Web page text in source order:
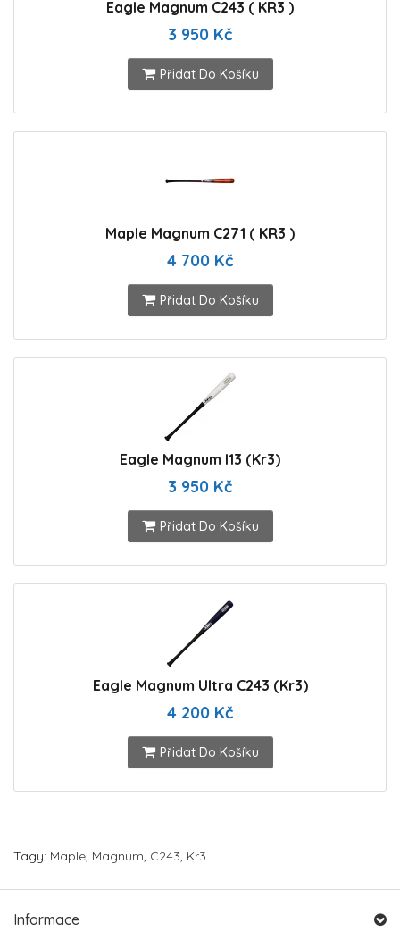
Eagle Magnum C243 ( KR3 )
3 950 Kč
Přidat Do Košíku
Maple Magnum C271 ( KR3 )
4 700 Kč
Přidat Do Košíku
Eagle Magnum I13 (Kr3)
3 950 Kč
Přidat Do Košíku
Eagle Magnum Ultra C243 (Kr3)
4 200 Kč
Přidat Do Košíku
Tagy: Maple, Magnum, C243, Kr3
Informace